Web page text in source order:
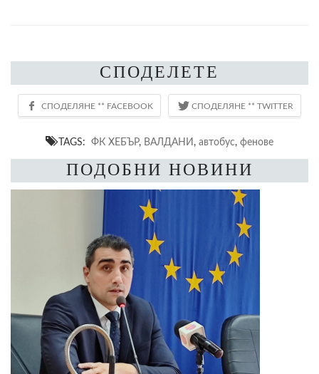
СПОДЕЛЕТЕ
TAGS: ФК ХЕБЪР, ВАЛДАНИ , автобус, фенове
ПОДОБНИ НОВИНИ